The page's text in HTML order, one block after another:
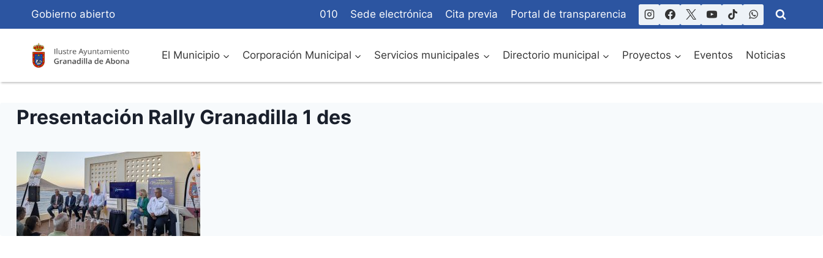
Contenido
Gobierno abierto 010 Sede electrónica Cita previa Portal de transparencia
El Municipio Corporación Municipal Servicios municipales Directorio municipal Proyectos Eventos Noticias
Presentación Rally Granadilla 1 des